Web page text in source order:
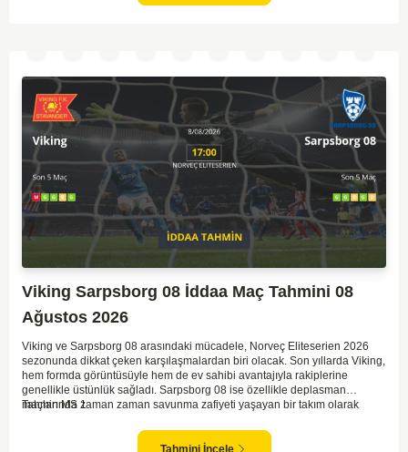
Viking Sarpsborg 08 İddaa Maç Tahmini 08
Ağustos 2026
Viking ve Sarpsborg 08 arasındaki mücadele, Norveç Eliteserien 2026
sezonunda dikkat çeken karşılaşmalardan biri olacak. Son yıllarda Viking,
hem formda görüntüsüyle hem de ev sahibi avantajıyla rakiplerine
genellikle üstünlük sağladı. Sarpsborg 08 ise özellikle deplasman
maçlarında zaman zaman savunma zafiyeti yaşayan bir takım olarak
yapıyor. Sarpsborg'un ise sürpriz yapabilme potansiyeli olsa da,
genellikle güçlü rakipler karşısında tutunmakta zorlandıkları biliniyor. Bu
Tahmin MS 1